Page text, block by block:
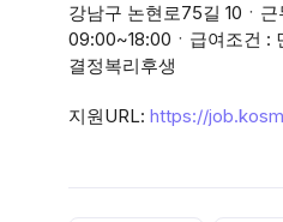
강남구 논현로75길 10ㆍ
09:00~18:00ㆍ급여조건 :
결정복리후생
지원URL: https://